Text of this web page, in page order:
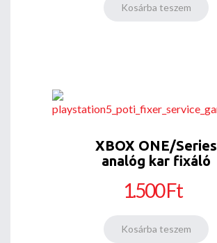
XBOX ONE/Series
analóg kar fixáló
1.500 Ft